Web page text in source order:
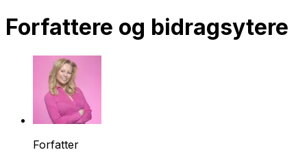
Forfattere og bidragsytere
Forfatter